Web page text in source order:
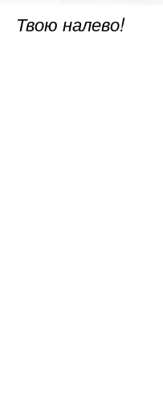
Твою налево!